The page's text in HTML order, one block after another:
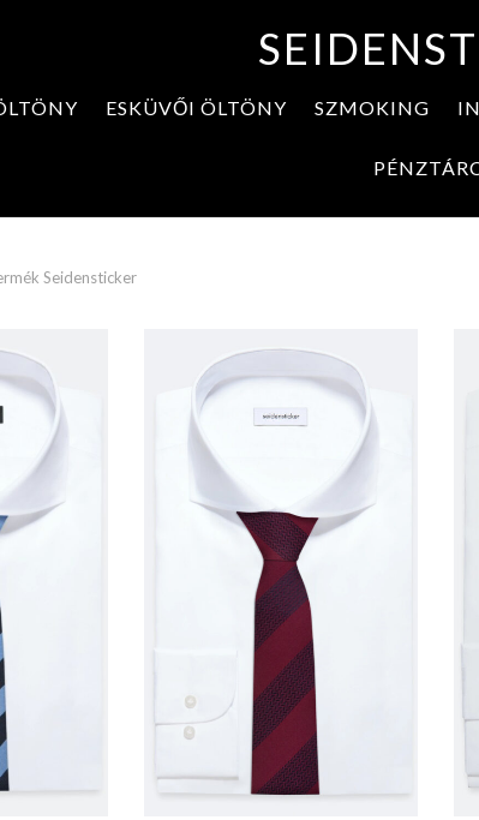
ESKÜVŐI ÖLTÖNY SZMOKING
Seidensticker